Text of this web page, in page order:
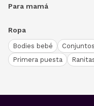
Para mamá
Ropa
Bodies bebé Conjuntos
Primera puesta